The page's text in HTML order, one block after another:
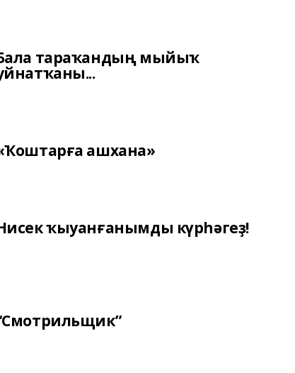
тараҡандың мыйыҡ
ашхана»
ҡыуанғанымды күрһәгеҙ!